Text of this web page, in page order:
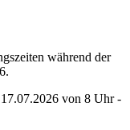
während der
von 8 Uhr -